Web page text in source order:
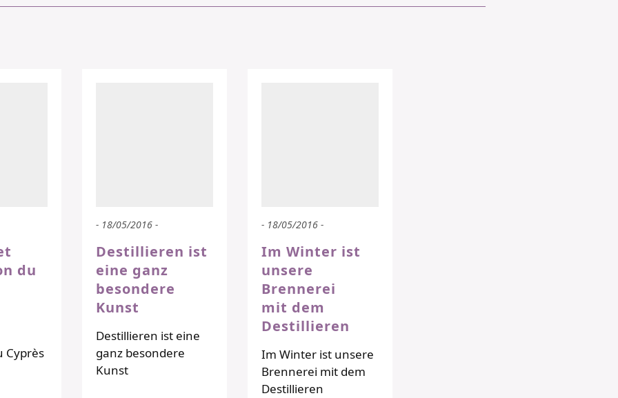
du
Cyprès
- 18/05/2016 -
Destillieren ist
eine ganz
besondere
Kunst
Destillieren ist eine
ganz besondere
Kunst
- 18/05/2016 -
Im Winter ist
unsere
Brennerei
mit dem
Destillieren
Im Winter ist unsere
Brennerei mit dem
Destillieren